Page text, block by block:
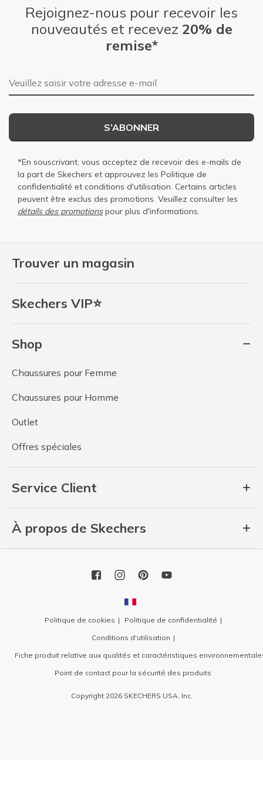
Trouver un magasin
Skechers VIP⭐
Shop
Chaussures pour Femme
Chaussures pour Homme
Outlet
Offres spéciales
Service Client
À propos de Skechers
Rejoignez-nous pour recevoir les
nouveautés et recevez 20% de
remise*
Adresse e-mail
S’ABONNER
*En souscrivant, vous acceptez de recevoir des e-mails de
la part de Skechers et approuvez les Politique de
confidentialité et conditions d'utilisation. Certains articles
peuvent être exclus des promotions. Veuillez consulter les
détails des promotionspour plus d'informations.
Politique de cookies
Politique de confidentialité
Conditions d'utilisation
Fiche produit relative aux qualités et caractéristiques
Point de contact pour la sécurité des produits
Copyright 2026 SKECHERS USA, Inc.